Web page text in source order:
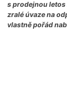
s prodejnou letos
zralé úvaze na
vlastně pořád